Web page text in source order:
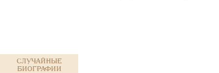
Случайные
биографии